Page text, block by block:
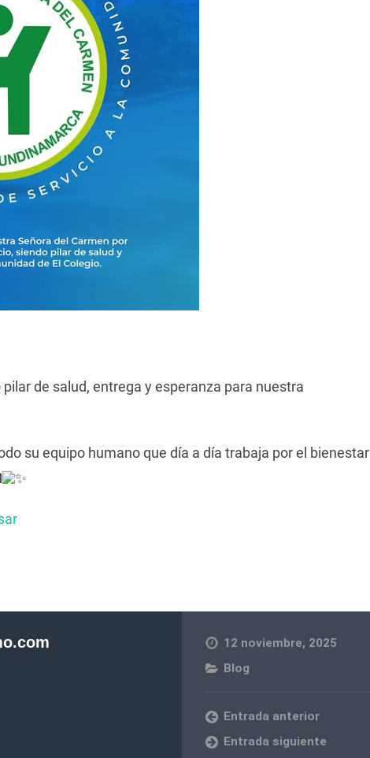
de salud, entrega y esperanza para nuestra
su equipo humano que día a día trabaja por el bienestar
12 noviembre, 2025
Blog
Entrada anterior
Entrada siguiente